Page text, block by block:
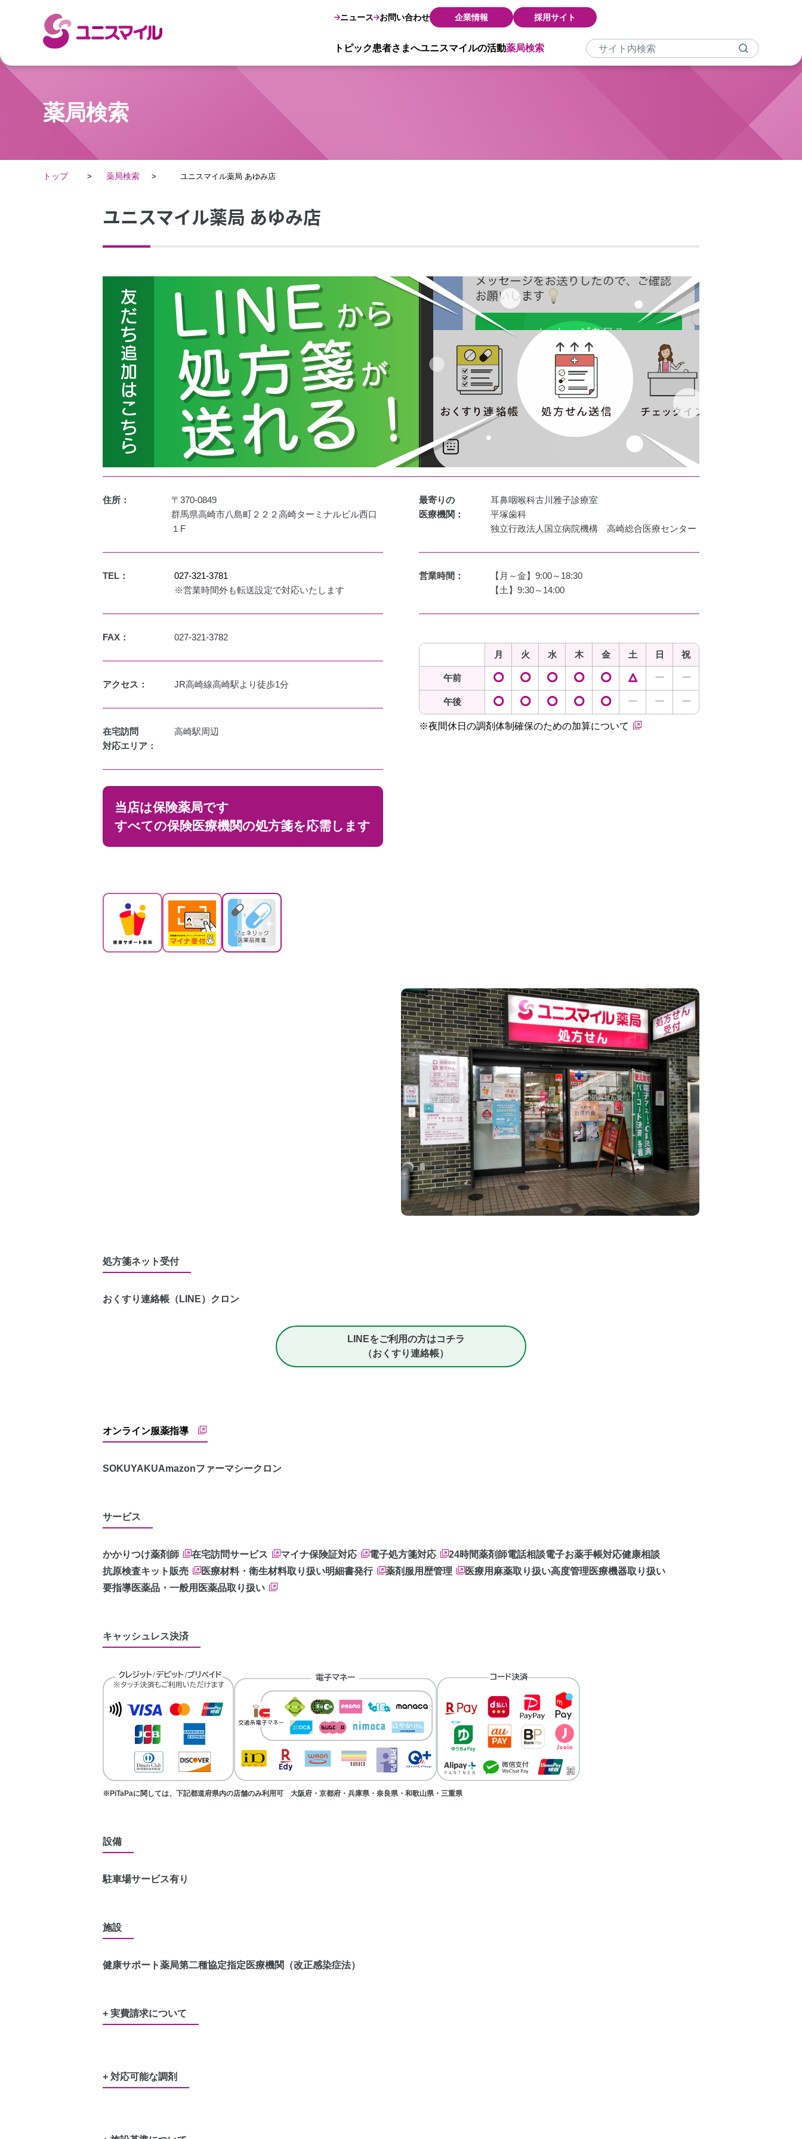
ニュース お問い合わせ 企業情報 採用サイト
トピック患者さまへユニスマイルの活動薬局検索
薬局検索
トップ 薬局検索 ユニスマイル薬局 あゆみ店
ユニスマイル薬局 あゆみ店
住所：
〒370-0849
群馬県高崎市八島町２２２高崎ターミナルビル西口
１F
TEL：
027-321-3781
※営業時間外も転送設定で対応いたします
FAX： 027-321-3782
アクセス： JR高崎線高崎駅より徒歩1分
在宅訪問
対応エリア：
高崎駅周辺
当店は保険薬局です
すべての保険医療機関の処方箋を応需します
最寄りの
医療機関：
耳鼻咽喉科古川雅子診療室
平塚歯科
独立行政法人国立病院機構 高崎総合医療センター
営業時間：
【月～金】9:00～18:30
【土】9:30～14:00
月 火 水 木 金 土 日 祝
午前 ◯ ◯ ◯ ◯ ◯ △ ー ー
午後 ◯ ◯ ◯ ◯ ◯ ー ー ー
※夜間休日の調剤体制確保のための加算について
処方箋ネット受付
おくすり連絡帳（LINE） クロン
LINEをご利用の方はコチラ
（おくすり連絡帳）
オンライン服薬指導
SOKUYAKUAmazonファーマシークロン
サービス
かかりつけ薬剤師 在宅訪問サービス マイナ保険証対応 電子処方箋対応 24時間薬剤師電話相談電子お薬手帳対応健康相談
抗原検査キット販売
医療材料・衛生材料取り扱い明細書発行 薬剤服用歴管理 医療用麻薬取り扱い高度管理医療機器取り扱い
要指導医薬品・一般用医薬品取り扱い
キャッシュレス決済
※PiTaPaに関しては、下記都道府県内の店舗のみ利用可 大阪府・京都府・兵庫県・奈良県・和歌山県・三重県
設備
駐車場サービス有り
施設
健康サポート薬局第二種協定指定医療機関（改正感染症法）
+ 実費請求について
服薬管理に必要な、服薬カレンダー
+ 対応可能な調剤